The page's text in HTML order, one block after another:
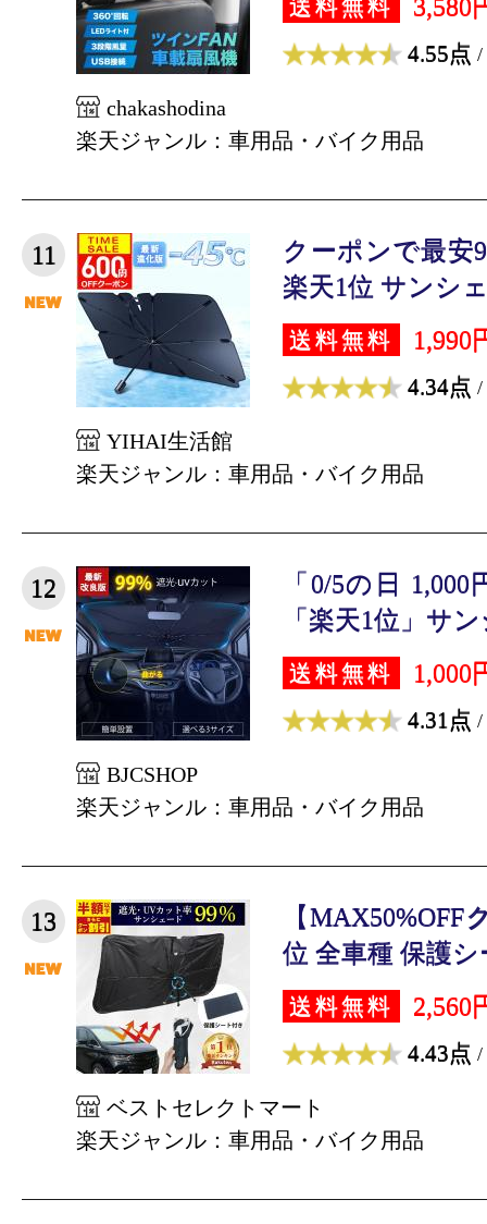
送料無料 3,580
4.55点 /
chakashodina
楽天ジャンル：車用品・バイク用品
11
クーポンで最安
楽天1位 サンシ
送料無料 1,990
4.34点 /
YIHAI生活館
楽天ジャンル：車用品・バイク用品
12
「0/5の日
「楽天1位」サ
送料無料 1,000
4.31点 /
BJCSHOP
楽天ジャンル：車用品・バイク用品
13
【
位 全車種 保護シ
送料無料 2,560
4.43点 /
ベストセレクトマート
楽天ジャンル：車用品・バイク用品